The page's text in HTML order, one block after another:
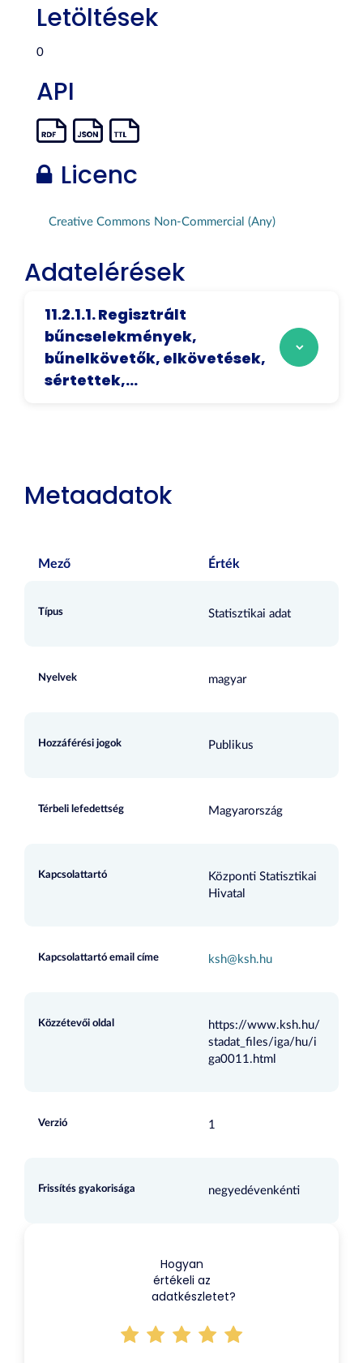
Letöltések
0
API
Licenc
Creative Commons Non-Commercial (Any)
Adatelérések
11.2.1.1. Regisztrált
bűncselekmények,
bűnelkövetők, elkövetések,
sértettek,...
Metaadatok
Mező Érték
Típus Statisztikai adat
Nyelvek magyar
Hozzáférési jogok Publikus
Térbeli lefedettség Magyarország
Kapcsolattartó
Központi Statisztikai
Hivatal
Kapcsolattartó email címe ksh@ksh.hu
Közzétevői oldal
https://www.ksh.hu/
stadat_files/iga/hu/i
ga0011.html
Verzió 1
Frissítés gyakorisága negyedévenkénti
Hogyan
értékeli az
adatkészletet?